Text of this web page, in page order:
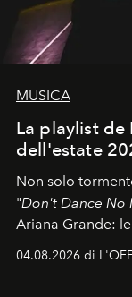
MUSICA
La playlist de
dell'estate
Non solo
"Don't Dance No
Ariana Grande:
colonna sonora
04.08.2026 di